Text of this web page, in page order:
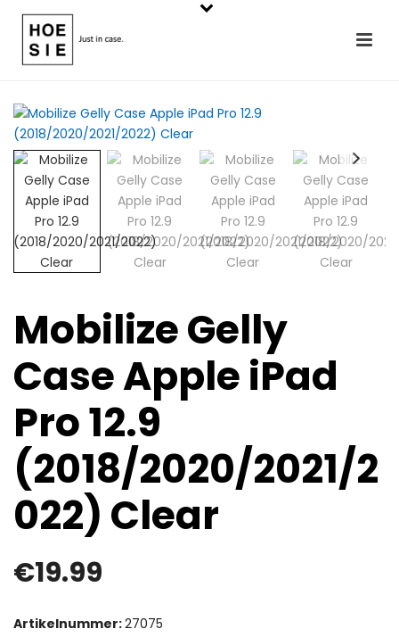
Mobilize Gelly
Case Apple iPad
Pro 12.9
(2018/2020/2021/2
022) Clear
€19.99
Artikelnummer:27075